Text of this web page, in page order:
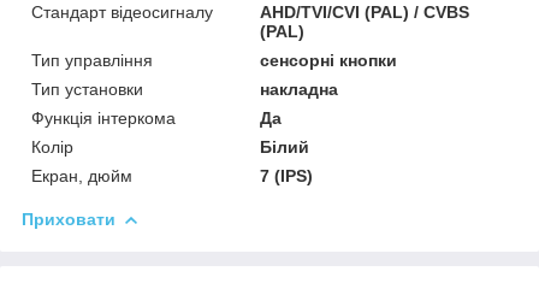
Стандарт відеосигналу
AHD/TVI/CVI (PAL) / CVBS
(PAL)
Тип управління
сенсорні кнопки
Тип установки
накладна
Функція інтеркома
Да
Колір
Білий
Екран, дюйм
7 (IPS)
Приховати